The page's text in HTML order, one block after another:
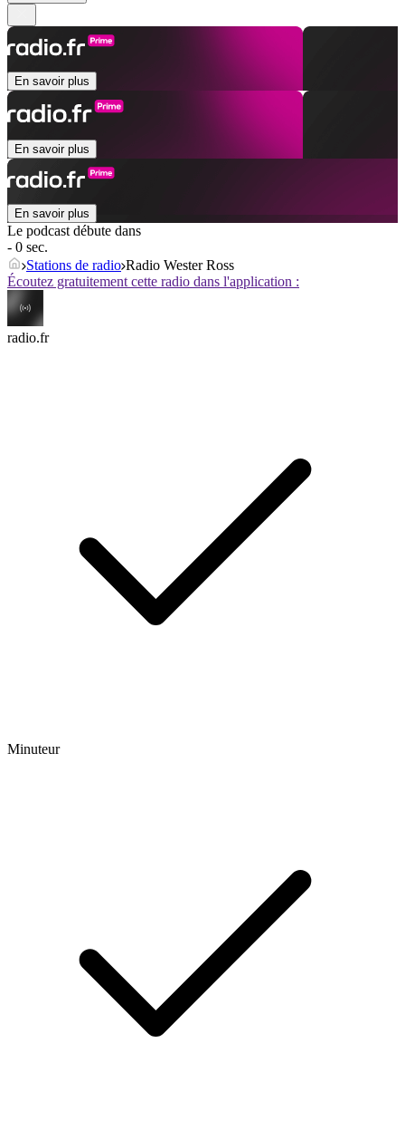
En savoir plus
En savoir plus
En savoir plus
Le podcast débute dans
- 0 sec.
Stations de radio Radio Wester Ross
Écoutez gratuitement cette radio dans l'application :
radio.fr
Minuteur